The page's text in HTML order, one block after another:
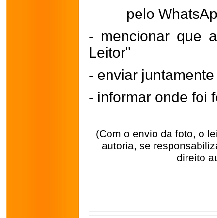
pelo
- mencionar que
Leitor"
- enviar
- informar onde foi
(Com o envio da foto, o
autoria, se
direito